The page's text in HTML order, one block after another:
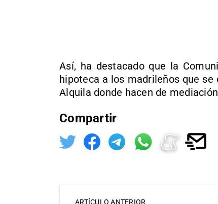
Así, ha destacado que la
hipoteca a los madrileños que
Alquila donde hacen de
Compartir
ARTÍCULO ANTERIOR